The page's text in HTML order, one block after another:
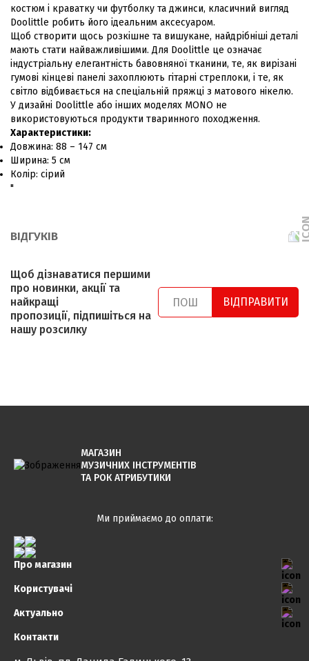
костюм і краватку чи футболку та джинси, класичний вигляд
Doolittle робить його ідеальним аксесуаром.
Щоб створити щось розкішне та вишукане, найдрібніші деталі
мають стати найважливішими. Для Doolittle це означає
індустріальну елегантність бавовняної тканини, те, як вирізані
гумові кінцеві панелі захоплюють гітарні стреплоки, і те, як
світло відбивається на спеціальній пряжці з матового нікелю.
У дизайні Doolittle або інших моделях MONO не
використовуються продукти тваринного походження.
Характеристики:
Довжина: 88 – 147 см
Ширина: 5 см
Колір: сірий
"
ВІДГУКІВ
Щоб дізнаватися першими
про новинки, акції та
найкращі
пропозиції, підпишіться на
нашу розсилку
ВІДПРАВИТИ
МАГАЗИН
МУЗИЧНИХ ІНСТРУМЕНТІВ
ТА РОК АТРИБУТИКИ
Ми приймаємо до оплати:
Контакти
Про магазин
Користувачі
Актуально